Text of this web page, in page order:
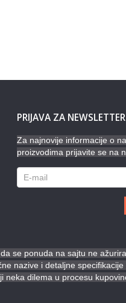
PRIJAVA ZA NEWSLETTER
Za najnovije informacije o
proizvodima prijavite se na
se ponuda na sajtu ne
nazive i detaljne specifikacije
dilema u procesu